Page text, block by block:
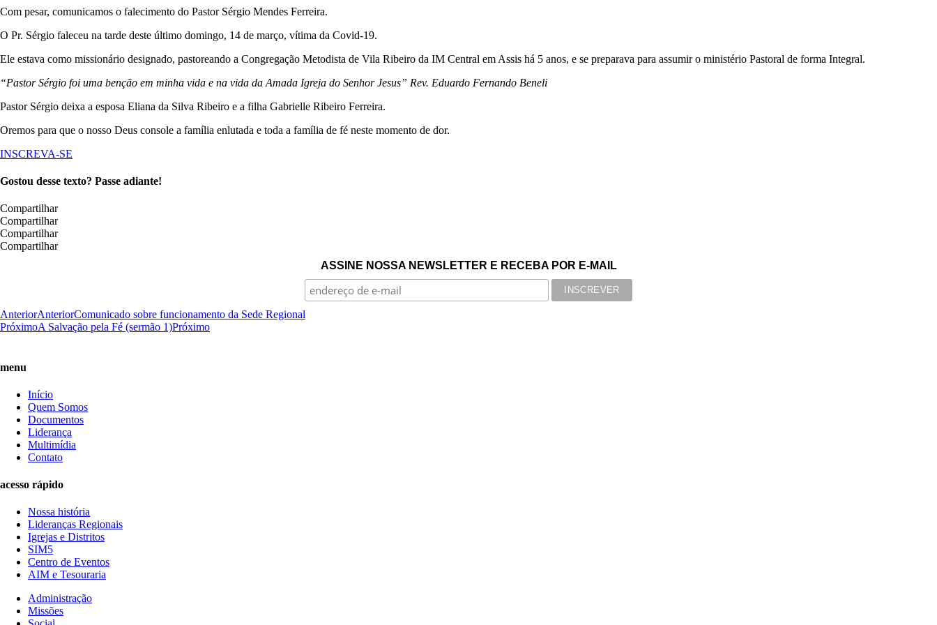
Com pesar, comunicamos o falecimento do Pastor Sérgio Mendes Ferreira.
O Pr. Sérgio faleceu na tarde deste último domingo, 14 de março, vítima da Covid-19.
Ele estava como missionário designado, pastoreando a Congregação Metodista de Vila Ribeiro da IM Central em Assis há 5 anos, e se preparava para assumir o ministério Pastoral de forma Integral.
“Pastor Sérgio foi uma benção em minha vida e na vida da Amada Igreja do Senhor Jesus” Rev. Eduardo Fernando Beneli
Pastor Sérgio deixa a esposa Eliana da Silva Ribeiro e a filha Gabrielle Ribeiro Ferreira.
Oremos para que o nosso Deus console a família enlutada e toda a família de fé neste momento de dor.
INSCREVA-SE
Gostou desse texto? Passe adiante!
Compartilhar
Compartilhar
Compartilhar
Compartilhar
ASSINE NOSSA NEWSLETTER E RECEBA POR E-MAIL
AnteriorAnteriorComunicado sobre funcionamento da Sede Regional
PróximoA Salvação pela Fé (sermão 1)Próximo
menu
Início
Quem Somos
Documentos
Liderança
Multimídia
Contato
acesso rápido
Nossa história
Lideranças Regionais
Igrejas e Distritos
SIM5
Centro de Eventos
AIM e Tesouraria
Administração
Missões